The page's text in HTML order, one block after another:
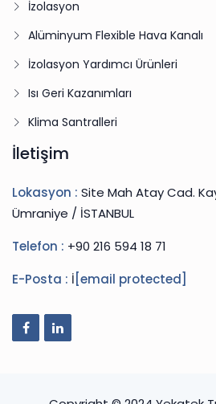
İzolasyon
Alüminyum Flexible Hava Kanalı
İzolasyon Yardımcı Ürünleri
Isı Geri Kazanımları
Klima Santralleri
İletişim
Lokasyon : Site Mah Atay Cad.
Ümraniye / İSTANBUL
Telefon : +90 216 594 18 71
E-Posta : İ [email protected]